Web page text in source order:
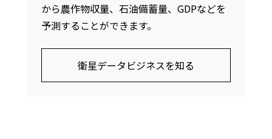
から農作物収量、石油備蓄量、GDPなどを
予測することができます。
衛星データビジネスを知る